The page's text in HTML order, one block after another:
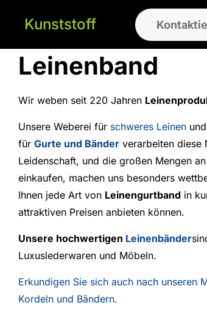
Kunststoff
Leinenband
Wir weben seit 220 Jahren
Unsere Weberei für schweres Leinen
für Gurte und Bänder verarbeiten diese
Leidenschaft, und die großen Mengen
einkaufen, machen uns besonders
Ihnen jede Art von Leinengurtband in
attraktiven Preisen anbieten können.
Unsere hochwertigen Leinenbänder
Luxuslederwaren und Möbeln.
Erkundigen Sie sich auch nach unseren
Kordeln und Bändern.